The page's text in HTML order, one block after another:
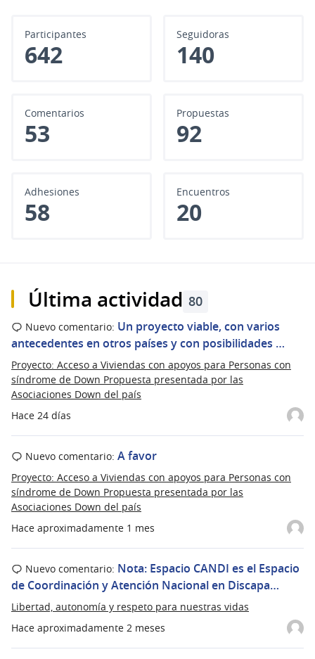
Participantes
642
Seguidoras
140
Comentarios
53
Propuestas
92
Adhesiones
58
Encuentros
20
Última actividad 80
Hace 24 días
Nuevo comentario: Un proyecto viable, con varios
antecedentes en otros países y con posibilidades …
Proyecto: Acceso a Viviendas con apoyos para Personas con
síndrome de Down Propuesta presentada por las
Asociaciones Down del país
Hace aproximadamente 1 mes
Nuevo comentario: A favor
Proyecto: Acceso a Viviendas con apoyos para Personas con
síndrome de Down Propuesta presentada por las
Asociaciones Down del país
Hace aproximadamente 2 meses
Nuevo comentario: Nota: Espacio CANDI es el Espacio
de Coordinación y Atención Nacional en Discapa…
Libertad, autonomía y respeto para nuestras vidas